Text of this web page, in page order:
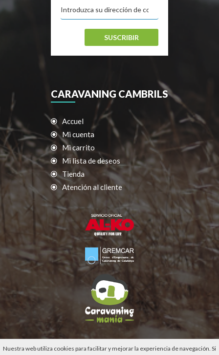
Nuestra web utiliza cookies para facilitar y mejorar la experiencia de navegación. Si
SUSCRIBIR
CARAVANING CAMBRILS
Accuel
Mi cuenta
Mi carrito
Mi lista de deseos
Tienda
Atención al cliente